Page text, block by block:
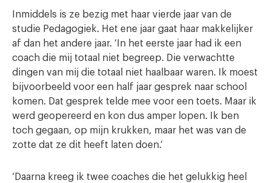
Inmiddels is ze bezig met haar vierde jaar van de
studie Pedagogiek. Het ene jaar gaat haar makkelijker
af dan het andere jaar. ‘In het eerste jaar had ik een
coach die mij totaal niet begreep. Die verwachtte
dingen van mij die totaal niet haalbaar waren. Ik moest
bijvoorbeeld voor een half jaar gesprek naar school
komen. Dat gesprek telde mee voor een toets. Maar ik
werd geopereerd en kon dus amper lopen. Ik ben
toch gegaan, op mijn krukken, maar het was van de
zotte dat ze dit heeft laten doen.’
‘Daarna kreeg ik twee coaches die het gelukkig heel